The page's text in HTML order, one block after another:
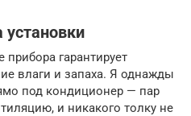
гарантирует
влаги и запаха. Я однажды
под кондиционер — пар
и никакого толку не